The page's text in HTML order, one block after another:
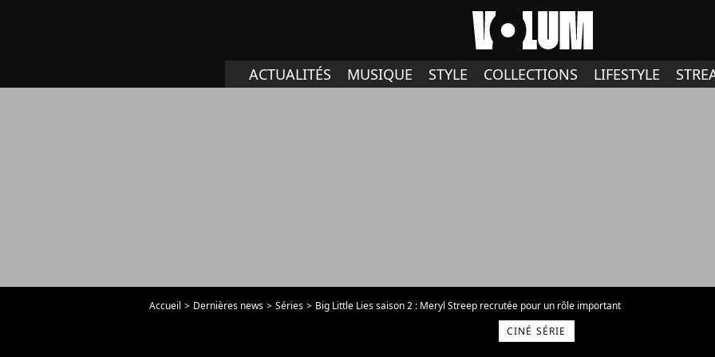
ACTUALITÉS MUSIQUE STYLE COLLECTIONS LIFESTYLE
Accueil Dernières news Séries
Big Little Lies saison 2 : Meryl Streep recrutée pour un rôle important
CINÉ SÉRIE